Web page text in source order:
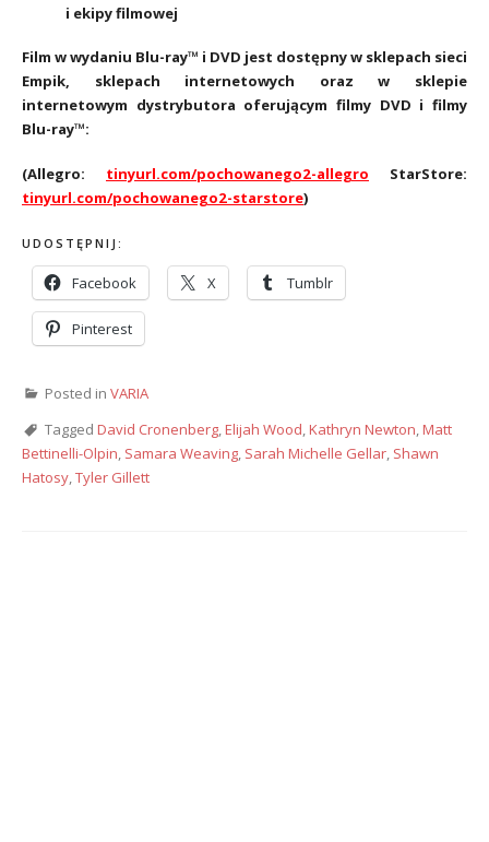
i ekipy filmowej
Film w wydaniu Blu-ray™ i DVD jest dostępny w sklepach sieci
Empik, sklepach internetowych oraz w sklepie
internetowym dystrybutora oferującym filmy DVD i filmy
Blu-ray™:
(Allegro: tinyurl.com/pochowanego2-allegro
StarStore:
tinyurl.com/pochowanego2-starstore)
UDOSTĘPNIJ:
Facebook X Tumblr
Pinterest
Posted in VARIA
Tagged David Cronenberg,Elijah Wood,Kathryn Newton,Matt
Bettinelli-Olpin, Samara Weaving, Sarah Michelle Gellar, Shawn
Hatosy,Tyler Gillett